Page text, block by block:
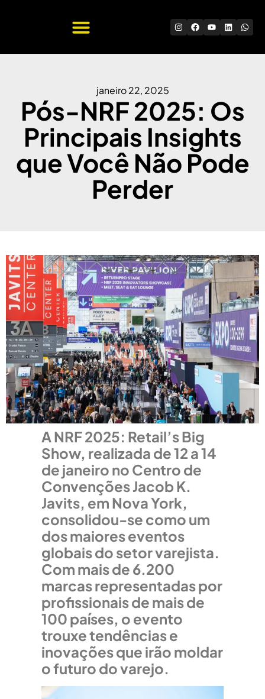
janeiro 22, 2025
Pós-NRF 2025: Os
Principais Insights
que Você Não Pode
Perder
A NRF 2025: Retail’s Big
Show, realizada de 12 a 14
de janeiro no Centro de
Convenções Jacob K.
Javits, em Nova York,
consolidou-se como um
dos maiores eventos
globais do setor varejista.
Com mais de 6.200
marcas representadas por
profissionais de mais de
100 países, o evento
trouxe tendências e
inovações que irão moldar
o futuro do varejo.